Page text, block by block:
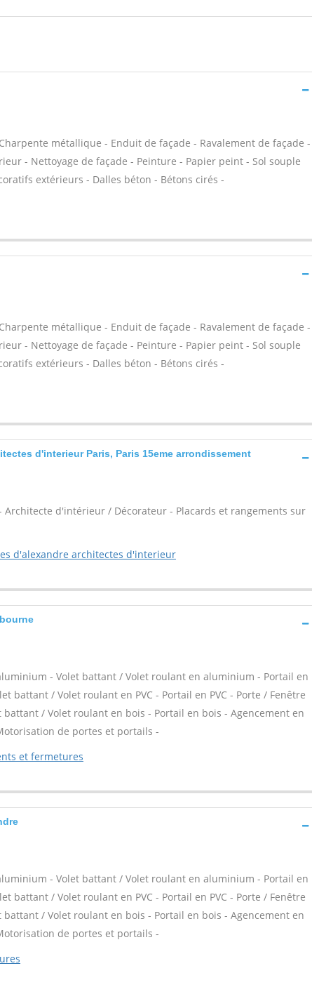
métallique - Enduit de façade - Ravalement de façade -
- Nettoyage de façade - Peinture - Papier peint - Sol souple
extérieurs - Dalles béton - Bétons cirés -
métallique - Enduit de façade - Ravalement de façade -
- Nettoyage de façade - Peinture - Papier peint - Sol souple
extérieurs - Dalles béton - Bétons cirés -
d'interieur Paris, Paris 15eme arrondissement
Architecte d'intérieur / Décorateur - Placards et rangements sur
d'alexandre architectes d'interieur
- Volet battant / Volet roulant en aluminium - Portail en
battant / Volet roulant en PVC - Portail en PVC - Porte / Fenêtre
/ Volet roulant en bois - Portail en bois - Agencement en
de portes et portails -
et fermetures
- Volet battant / Volet roulant en aluminium - Portail en
battant / Volet roulant en PVC - Portail en PVC - Porte / Fenêtre
/ Volet roulant en bois - Portail en bois - Agencement en
de portes et portails -